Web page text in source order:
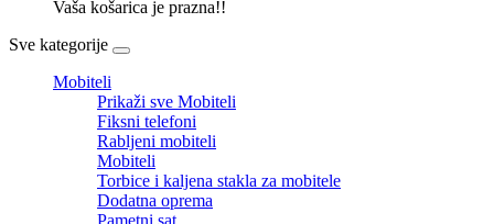
Vaša košarica je prazna!!
Sve kategorije
Mobiteli
Prikaži sve Mobiteli
Fiksni telefoni
Rabljeni mobiteli
Mobiteli
Torbice i kaljena stakla za mobitele
Dodatna oprema
Pametni sat